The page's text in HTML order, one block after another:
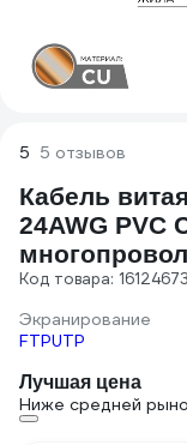
5 5 отзывов
Кабель
24AWG PVC
Код товара: 16124673
Экранирование
FTPUTP
Лучшая цена
Ниже средней